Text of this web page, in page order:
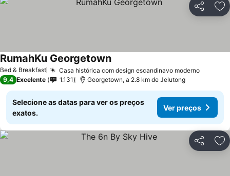
Partilhar
Bed & Breakfast Casa histórica com design escandinavo modernoVer
RumahKu GeorgetownVer preços
9,4 Excelente 1.131 Georgetown, a 2.8 km de Jelutong
Selecione as datas para ver os preços
exatos.
Ver preços
Partilhar